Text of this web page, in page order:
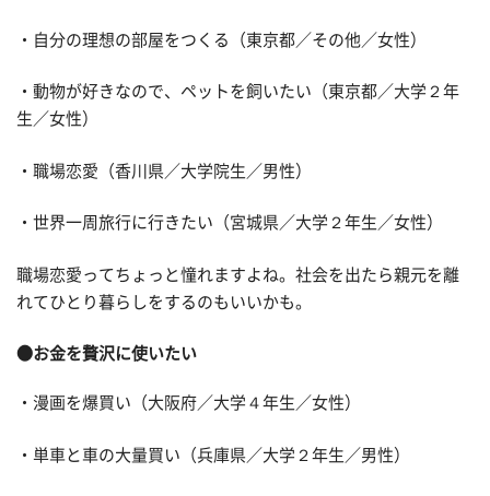
・自分の理想の部屋をつくる（東京都／その他／女性）
・動物が好きなので、ペットを飼いたい（東京都／大学２年
生／女性）
・職場恋愛（香川県／大学院生／男性）
・世界一周旅行に行きたい（宮城県／大学２年生／女性）
職場恋愛ってちょっと憧れますよね。社会を出たら親元を離
れてひとり暮らしをするのもいいかも。
●お金を贅沢に使いたい
・漫画を爆買い（大阪府／大学４年生／女性）
・単車と車の大量買い（兵庫県／大学２年生／男性）